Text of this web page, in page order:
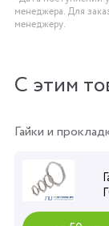
менеджера. Для
менеджеру.
C этим
Гайки и